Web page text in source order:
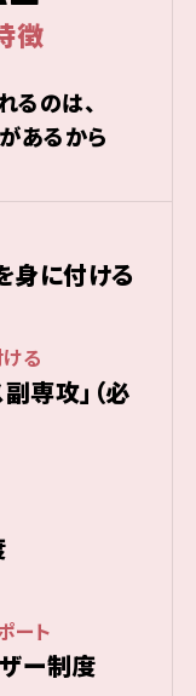
徴
るのは、
あるから
身に付ける
る
専攻」（必
ート
ー制度